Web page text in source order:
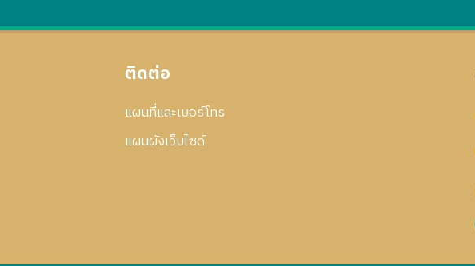
ติดต่อ
แผนที่และเบอร์โทร
แผนผังเว็บไซด์